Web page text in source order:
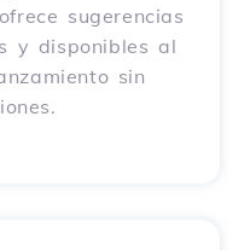
sugerencias
y disponibles al
sin